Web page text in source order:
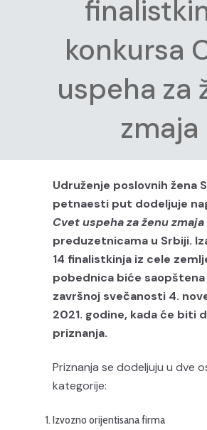
konkursa
uspeha za
zmaja
Udruženje poslovnih žena
petnaesti put dodeljuje
Cvet uspeha za ženu zmaja
preduzetnicama u Srbiji.
14 finalistkinja iz cele
pobednica biće saopštena
završnoj svečanosti 4.
2021. godine, kada će biti
priznanja.
Priznanja se dodeljuju u dve
kategorije:
Izvozno orijentisana firma